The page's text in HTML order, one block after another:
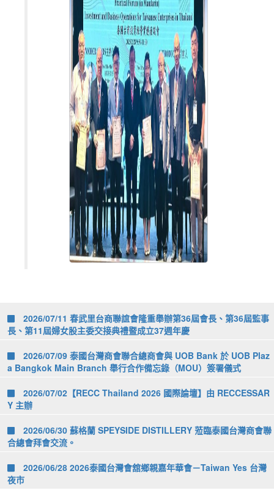
2026/07/11 春武里台商聯誼會隆重舉辦第36屆會長、第36屆監事
長、第11屆婦女股主委交接典禮暨成立37週年慶
2026/07/09 泰國台灣商會聯合總商會與 UOB Bank 於 UOB Plaz
a Bangkok Main Branch 舉行合作備忘錄（MOU）簽署儀式
2026/07/02【RECC Thailand 2026 國際論壇】由 RECCESSAR
Y 主辦
2026/06/30 蘇格蘭 SPEYSIDE DISTILLERY 蒞臨泰國台灣商會聯
合總會拜會交流。
2026/06/28 2026泰國台灣會舘鄉親嘉年華會－Taiwan Yes 台灣
夜市